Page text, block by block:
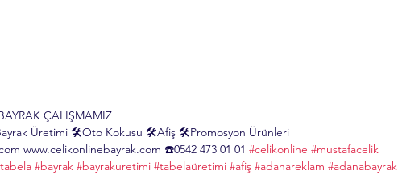
ÇALIŞMAMIZ
Üretimi 🛠Oto Kokusu 🛠Afiş 🛠Promosyon Ürünleri
www.celikonlinebayrak.com ☎️0542 473 01 01 #celikonline #mustafacelik
#bayrak #bayrakuretimi #tabelaüretimi #afiş #adanareklam #adanabayrak